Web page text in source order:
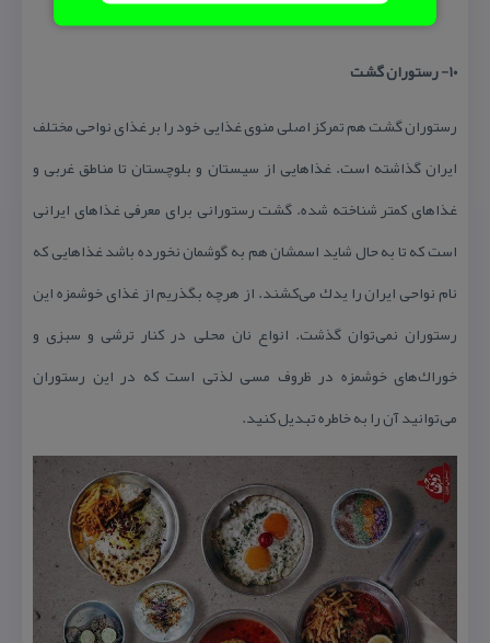
۱۰- رستوران گشت
رستوران گشت هم تمركز اصلی منوی غذایی خود را بر غذای نواحی مختلف
ایران گذاشته است. غذاهایی از سیستان و بلوچستان تا مناطق غربی و
غذاهای كمتر شناخته شده. گشت رستورانی برای معرفی غذاهای ایرانی
است كه تا به حال شاید اسمشان هم به گوشمان نخورده باشد غذاهایی كه
نام نواحی ایران را یدك می‌كشند. از هرچه بگذریم از غذای خوشمزه این
رستوران نمی‌توان گذشت. انواع نان محلی در كنار ترشی و سبزی و
خوراك‌های خوشمزه در ظروف مسی لذتی است كه در این رستوران
می‌توانید آن را به خاطره تبدیل كنید.